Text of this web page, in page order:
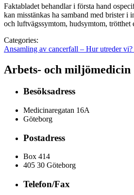
Faktabladet behandlar i första hand
kan misstänkas ha samband med brister i
och luftvägssymtom, hudsymtom, trötthet
Categories:
Ansamling av cancerfall – Hur utreder vi?
Arbets- och miljömedicin
Besöksadress
Medicinaregatan 16A
Göteborg
Postadress
Box 414
405 30 Göteborg
Telefon/Fax